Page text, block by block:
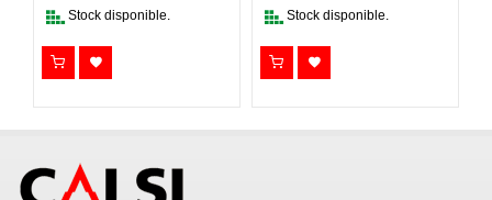
Stock disponible. Stock disponible.